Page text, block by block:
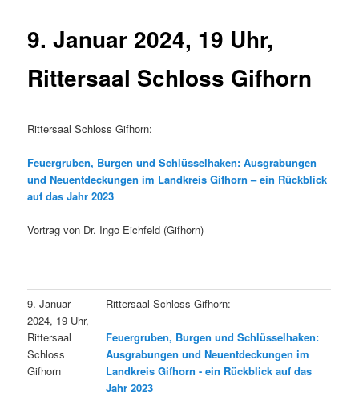
9. Januar 2024, 19 Uhr,
Rittersaal Schloss Gifhorn
Rittersaal Schloss Gifhorn:
Feuergruben, Burgen und Schlüsselhaken: Ausgrabungen
und Neuentdeckungen im Landkreis Gifhorn – ein Rückblick
auf das Jahr 2023
Vortrag von Dr. Ingo Eichfeld (Gifhorn)
9. Januar
2024, 19 Uhr,
Rittersaal
Schloss
Gifhorn
Rittersaal Schloss Gifhorn:
Feuergruben, Burgen und Schlüsselhaken:
Ausgrabungen und Neuentdeckungen im
Landkreis Gifhorn - ein Rückblick auf das
Jahr 2023